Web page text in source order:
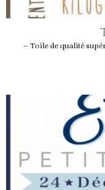
– Toile de qualité